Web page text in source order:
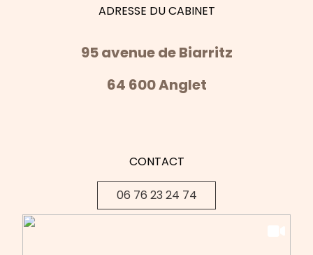
ADRESSE DU CABINET
95 avenue de Biarritz
64 600 Anglet
CONTACT
06 76 23 24 74